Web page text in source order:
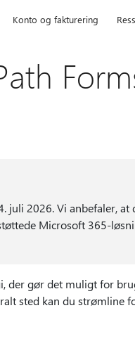
Konto og fakturering
2026. Vi anbefaler, at
Microsoft 365-
der gør det muligt for
sted kan du strømline